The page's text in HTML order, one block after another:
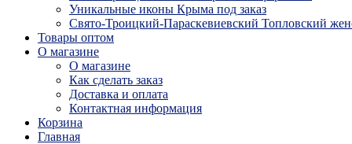
Уникальные иконы Крыма под заказ
Свято-Троицкий-Параскевиевский Топловский
Товары оптом
О магазине
О магазине
Как сделать заказ
Доставка и оплата
Контактная информация
Корзина
Главная